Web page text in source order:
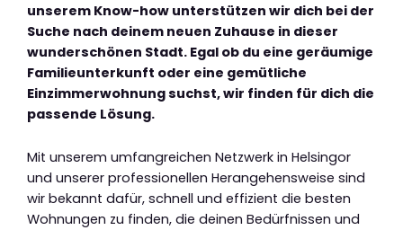
unserem Know-how unterstützen wir dich bei der
Suche nach deinem neuen Zuhause in dieser
wunderschönen Stadt. Egal ob du eine geräumige
Familieunterkunft oder eine gemütliche
Einzimmerwohnung suchst, wir finden für dich die
passende Lösung.
Mit unserem umfangreichen Netzwerk in Helsingor
und unserer professionellen Herangehensweise sind
wir bekannt dafür, schnell und effizient die besten
Wohnungen zu finden, die deinen Bedürfnissen und